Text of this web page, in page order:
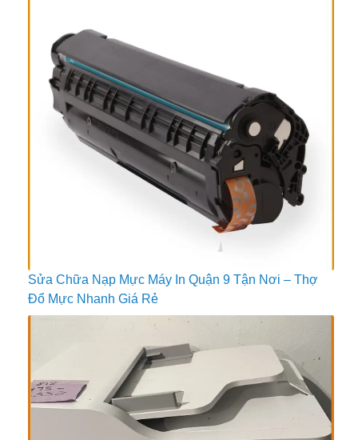
Sửa Chữa Nạp Mực Máy In Quận 9 Tận Nơi – Thợ
Đổ Mực Nhanh Giá Rẻ